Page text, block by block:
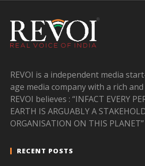
REVOI is a independent media
age media company with a rich
REVOI believes : “INFACT EVERY
EARTH IS ARGUABLY A
ORGANISATION ON THIS PLANET”
RECENT POSTS